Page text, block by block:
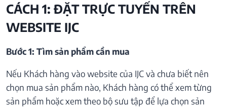
CÁCH 1: ĐẶT TRỰC TUYẾN TRÊN
WEBSITE IJC
Bước 1: Tìm sản phẩm cần mua
Nếu Khách hàng vào website của IJC và chưa biết nên
chọn mua sản phẩm nào, Khách hàng có thể xem từng
sản phẩm hoặc xem theo bộ sưu tập để lựa chọn sản